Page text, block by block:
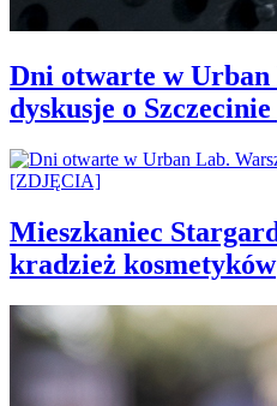
Dni otwarte w
dyskusje o
Mieszkaniec
kradzież kosmetyków